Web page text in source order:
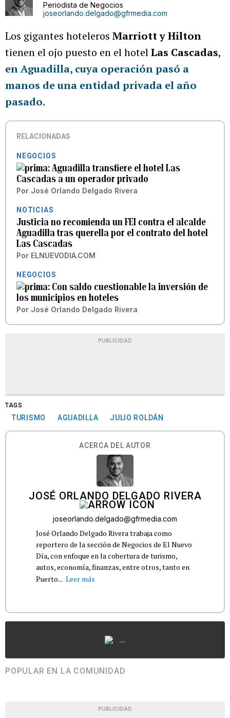
Periodista de Negocios
joseorlando.delgado@gfrmedia.com
Los gigantes hoteleros Marriott y Hilton
tienen el ojo puesto en el hotelLas Cascadas,
en Aguadilla, cuya operación pasó a
manos de una entidad privada el año
pasado.
RELACIONADAS
NEGOCIOS
Aguadilla transfiere el hotel Las
Cascadas a un operador privado
Por José Orlando Delgado Rivera
NOTICIAS
Justicia no recomienda un FEI contra el alcalde
Aguadilla tras querella por el contrato del hotel
Las Cascadas
Por ELNUEVODIA.COM
NEGOCIOS
Con saldo cuestionable la inversión de
los municipios en hoteles
Por José Orlando Delgado Rivera
PUBLICIDAD
TAGS
TURISMO AGUADILLA JULIO ROLDÁN
ACERCA DEL AUTOR
JOSÉ ORLANDO DELGADO RIVERA
joseorlando.delgado@gfrmedia.com
José Orlando Delgado Rivera trabaja como
reportero de la sección de Negocios de El Nuevo
Día, con enfoque en la cobertura de turismo,
autos, economía, finanzas, entre otros, tanto en
Puerto... Leer más
...
POPULAR EN LA COMUNIDAD
PUBLICIDAD